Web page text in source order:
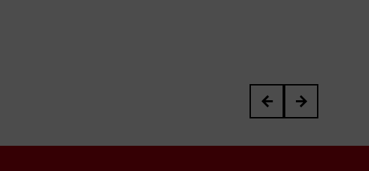
Robert Christoph
Die meisten